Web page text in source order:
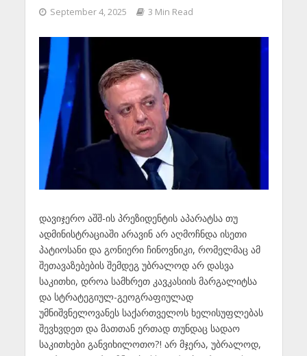
September 4, 2025 3 Min Read
დავიჯერო აშშ-ის პრეზიდენტის აპარატსა თუ
ადმინისტრაციაში არავინ არ აღმოჩნდა ისეთი
პატიოსანი და გონიერი ჩინოვნიკი, რომელმაც ამ
შეთავაზებების შემდეგ უბრალოდ არ დასვა
საკითხი, დროა სამხრეთ კავკასიის მარგალიტსა
და სტრატეგიულ-გეოგრაფიულად
უმნიშვნელოვანეს საქართველოს ხელისუფლებას
შევხვდეთ და მათთან ერთად თუნდაც სადაო
საკითხები განვიხილოთო?! არ მჯერა, უბრალოდ,